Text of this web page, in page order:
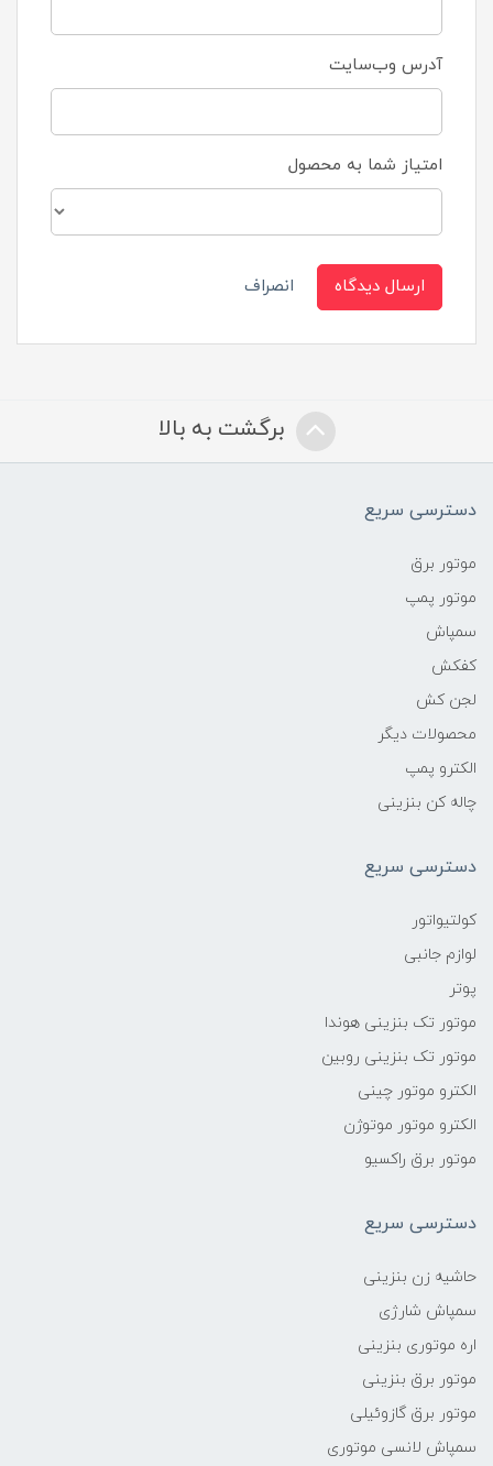
آدرس وب‌سایت
امتیاز شما به محصول
ارسال دیدگاه انصراف
برگشت به بالا
دسترسی سریع
موتور برق
موتور پمپ
سمپاش
کفکش
لجن کش
محصولات دیگر
الکترو پمپ
چاله کن بنزینی
دسترسی سریع
کولتیواتور
لوازم جانبی
پوتر
موتور تک بنزینی هوندا
موتور تک بنزینی روبین
الکترو موتور چینی
الکترو موتور موتوژن
موتور برق راکسیو
دسترسی سریع
حاشیه زن بنزینی
سمپاش شارژی
اره موتوری بنزینی
موتور برق بنزینی
موتور برق گازوئیلی
سمپاش لانسی موتوری